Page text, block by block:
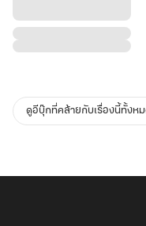
ดูอีบุ๊กที่คล้ายกับเรื่องนี้ทั้งห